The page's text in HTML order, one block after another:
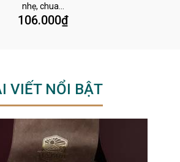
nhẹ, chua…
106.000₫
VIẾT NỔI BẬT